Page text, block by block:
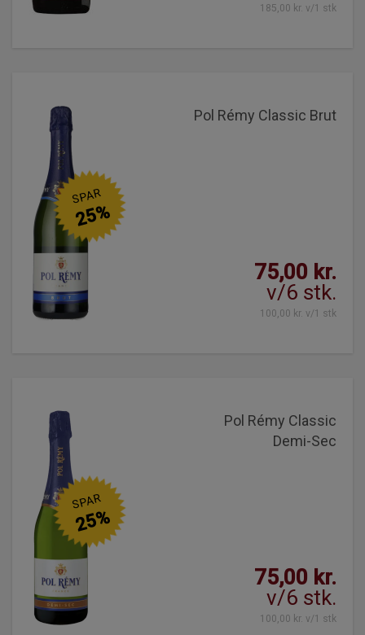
185,00 kr. v/1 stk
Pol Rémy Classic Brut
75,00 kr.
v/6 stk.
100,00 kr. v/1 stk
SPAR
25%
Pol Rémy Classic
Demi-Sec
75,00 kr.
v/6 stk.
100,00 kr. v/1 stk
SPAR
25%